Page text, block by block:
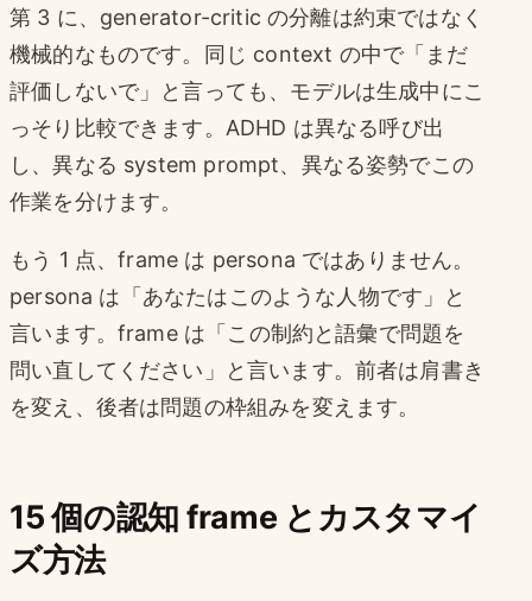
第 3 に、generator-critic の分離は約束ではなく
機械的なものです。同じ context の中で「まだ
評価しないで」と言っても、モデルは生成中にこ
っそり比較できます。ADHD は異なる呼び出
し、異なる system prompt、異なる姿勢でこの
作業を分けます。
もう 1 点、frame は persona ではありません。
persona は「あなたはこのような人物です」と
言います。frame は「この制約と語彙で問題を
問い直してください」と言います。前者は肩書き
を変え、後者は問題の枠組みを変えます。
15 個の認知 frame とカスタマイ
ズ方法